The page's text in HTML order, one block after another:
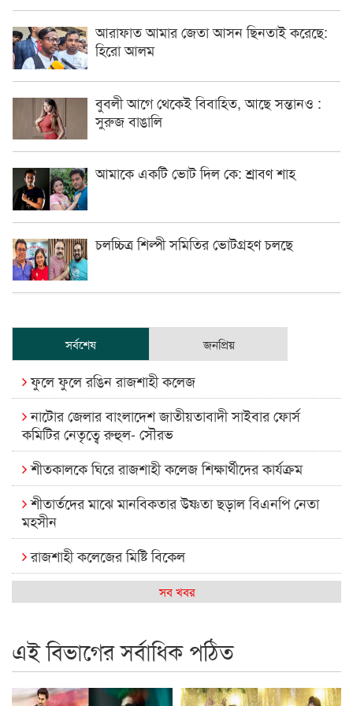
আরাফাত আমার জেতা আসন ছিনতাই করেছে:
হিরো আলম
বুবলী আগে থেকেই বিবাহিত, আছে সন্তানও :
সুরুজ বাঙালি
আমাকে একটি ভোট দিল কে: শ্রাবণ শাহ
চলচ্চিত্র শিল্পী সমিতির ভোটগ্রহণ চলছে
সর্বশেষ জনপ্রিয়
ফুলে ফুলে রঙিন রাজশাহী কলেজ
নাটোর জেলার বাংলাদেশ জাতীয়তাবাদী সাইবার ফোর্স
কমিটির নেতৃত্বে রুহুল- সৌরভ
শীতকালকে ঘিরে রাজশাহী কলেজ শিক্ষার্থীদের কার্যক্রম
শীতার্তদের মাঝে মানবিকতার উষ্ণতা ছড়াল বিএনপি নেতা
মহসীন
রাজশাহী কলেজের মিষ্টি বিকেল
কেমন আছে আমাদের দেশের মধ্যবিত্তরা
রাজশাইন একাডেমির ফল প্রকাশ ও পুরস্কার বিতরণ
রাজশাহী কলেজের শিক্ষার্থী শাখাওয়াত পেলেন স্টার এক্সিলেন্স
সব খবর
এই বিভাগের সর্বাধিক পঠিত